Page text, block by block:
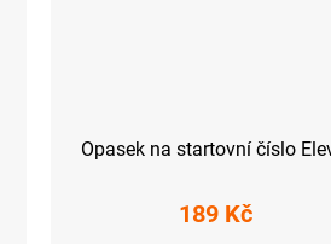
Opasek na startovní číslo
189 Kč